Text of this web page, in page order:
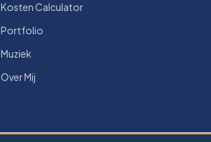
Kosten Calculator
Portfolio
Muziek
Over Mij